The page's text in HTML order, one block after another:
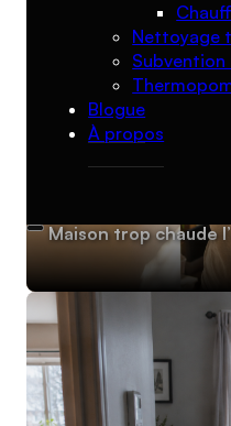
Nettoyage
Blogue
À propos
Maison trop chaude